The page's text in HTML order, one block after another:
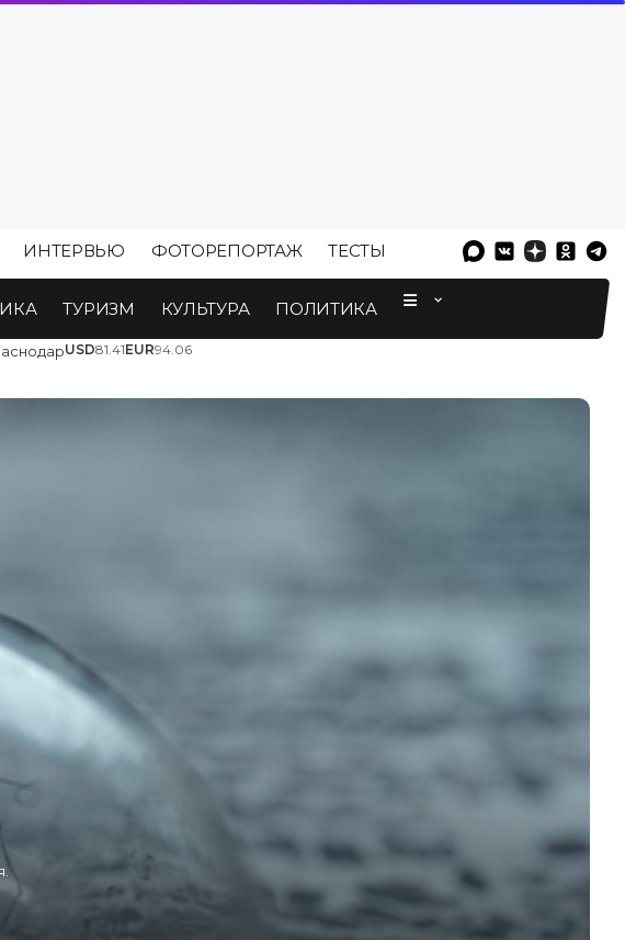
ИНТЕРВЬЮ ФОТОРЕПОРТАЖ ТЕСТЫ
ТУРИЗМ КУЛЬТУРА ПОЛИТИКА
USD81.41EUR94.06